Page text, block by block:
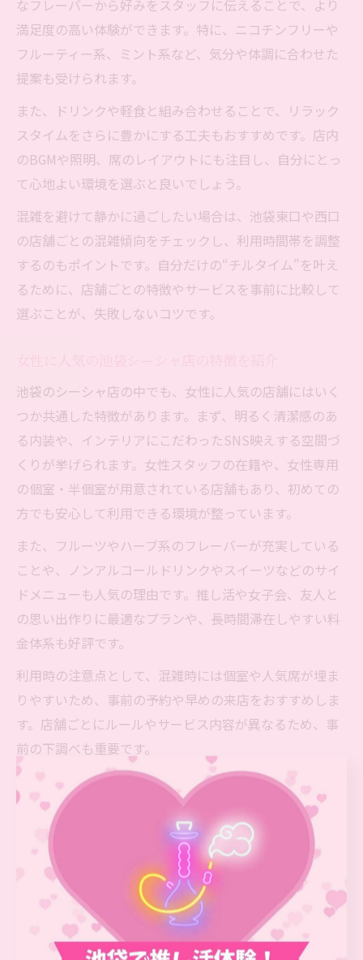
なフレーバーから好みをスタッフに伝えることで、より
満足度の高い体験ができます。特に、ニコチンフリーや
フルーティー系、ミント系など、気分や体調に合わせた
提案も受けられます。
また、ドリンクや軽食と組み合わせることで、リラック
スタイムをさらに豊かにする工夫もおすすめです。店内
のBGMや照明、席のレイアウトにも注目し、自分にとっ
て心地よい環境を選ぶと良いでしょう。
混雑を避けて静かに過ごしたい場合は、池袋東口や西口
の店舗ごとの混雑傾向をチェックし、利用時間帯を調整
するのもポイントです。自分だけの“チルタイム”を叶え
るために、店舗ごとの特徴やサービスを事前に比較して
選ぶことが、失敗しないコツです。
池袋のシーシャ店の中でも、女性に人気の店舗にはいく
つか共通した特徴があります。まず、明るく清潔感のあ
る内装や、インテリアにこだわったSNS映えする空間づ
くりが挙げられます。女性スタッフの在籍や、女性専用
の個室・半個室が用意されている店舗もあり、初めての
方でも安心して利用できる環境が整っています。
また、フルーツやハーブ系のフレーバーが充実している
ことや、ノンアルコールドリンクやスイーツなどのサイ
ドメニューも人気の理由です。推し活や女子会、友人と
の思い出作りに最適なプランや、長時間滞在しやすい料
金体系も好評です。
利用時の注意点として、混雑時には個室や人気席が埋ま
りやすいため、事前の予約や早めの来店をおすすめしま
す。店舗ごとにルールやサービス内容が異なるため、事
前の下調べも重要です。
池袋シーシャ初心者におすすめの利用方法
シーシャ初心者が池袋で安心して楽しむためには、まず
スタッフのサポートを積極的に活用することが大切で
す。多くの店舗では、フレーバーの選び方や吸い方のコ
ツを丁寧に説明してくれるので、遠慮せず質問しましょ
う。自分の好みや体調、煙の強さについても相談できま